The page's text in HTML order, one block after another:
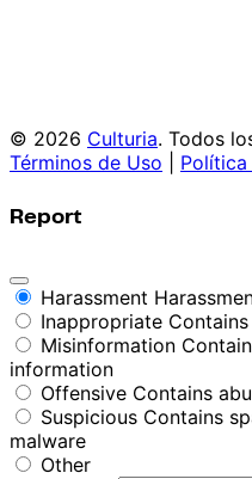
© 2026 Culturia. Todos
Términos de Uso
Report
Harassment
Inappropriate
Misinformation
information
Offensive Contains
Suspicious Contains
malware
Other